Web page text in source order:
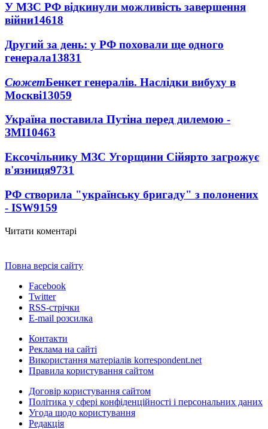
У МЗС РФ відкинули можливість завершення
війни14618
Другий за день: у РФ поховали ще одного
генерала13831
СюжетБенкет генералів. Наслідки вибуху в
Москві13059
Україна поставила Путіна перед дилемою -
ЗМІ10463
Ексочільнику МЗС Угорщини Сійярто загрожує
в'язниця9731
РФ створила "українську бригаду" з полонених
- ISW9159
Читати коментарі
Повна версія сайту
Facebook
Twitter
RSS-стрічки
E-mail розсилка
Контакти
Реклама на сайті
Використання матеріалів korrespondent.net
Правила користування сайтом
Договір користування сайтом
Політика у сфері конфіденційності і персональних даних
Угода щодо користування
Редакція